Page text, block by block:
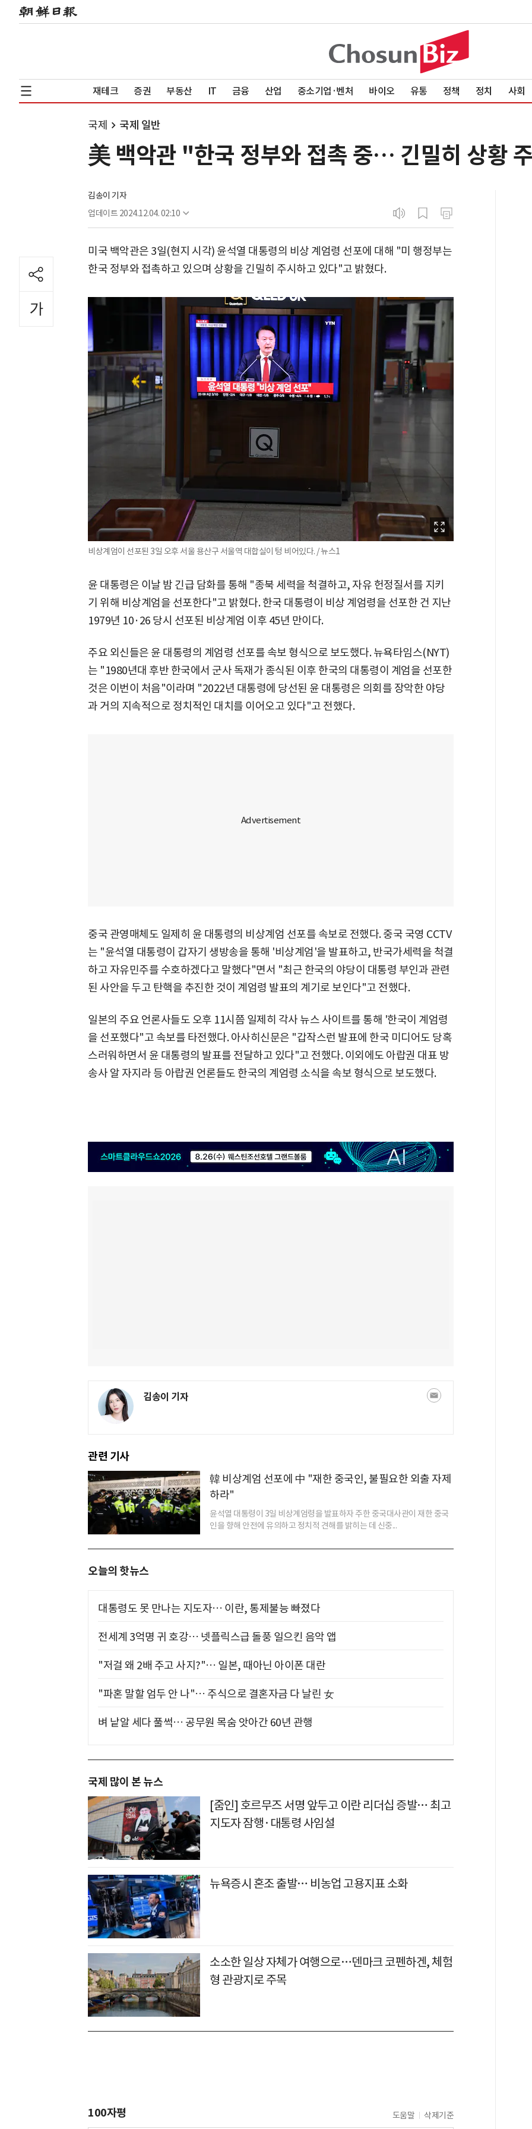
재테크 증권 부동산 IT 금융 산업 중소기업·벤처 바이오 유통 정책 정치 사회
국제 국제 일반
美 백악관 "한국 정부와 접촉 중… 긴밀히 상황
김송이 기자
업데이트 2024.12.04. 02:10
미국 백악관은 3일(현지 시각) 윤석열 대통령의 비상 계엄령 선포에 대해 "미 행정부는
한국 정부와 접촉하고 있으며 상황을 긴밀히 주시하고 있다"고 밝혔다.
비상계엄이 선포된 3일 오후 서울 용산구 서울역 대합실이 텅 비어있다. / 뉴스1
윤 대통령은 이날 밤 긴급 담화를 통해 "종북 세력을 척결하고, 자유 헌정질서를 지키
기 위해 비상계엄을 선포한다"고 밝혔다. 한국 대통령이 비상 계엄령을 선포한 건 지난
1979년 10·26 당시 선포된 비상계엄 이후 45년 만이다.
주요 외신들은 윤 대통령의 계엄령 선포를 속보 형식으로 보도했다. 뉴욕타임스(NYT)
는 "1980년대 후반 한국에서 군사 독재가 종식된 이후 한국의 대통령이 계엄을 선포한
것은 이번이 처음"이라며 "2022년 대통령에 당선된 윤 대통령은 의회를 장악한 야당
과 거의 지속적으로 정치적인 대치를 이어오고 있다"고 전했다.
중국 관영매체도 일제히 윤 대통령의 비상계엄 선포를 속보로 전했다. 중국 국영 CCTV
는 "윤석열 대통령이 갑자기 생방송을 통해 '비상계엄'을 발표하고, 반국가세력을 척결
하고 자유민주를 수호하겠다고 말했다"면서 "최근 한국의 야당이 대통령 부인과 관련
된 사안을 두고 탄핵을 추진한 것이 계엄령 발표의 계기로 보인다"고 전했다.
일본의 주요 언론사들도 오후 11시쯤 일제히 각사 뉴스 사이트를 통해 '한국이 계엄령
을 선포했다"고 속보를 타전했다. 아사히신문은 "갑작스런 발표에 한국 미디어도 당혹
스러워하면서 윤 대통령의 발표를 전달하고 있다"고 전했다. 이외에도 아랍권 대표 방
송사 알 자지라 등 아랍권 언론들도 한국의 계엄령 소식을 속보 형식으로 보도했다.
김송이 기자
관련 기사
韓 비상계엄 선포에 中 "재한 중국인, 불필요한 외출 자제
하라"
윤석열 대통령이 3일 비상계엄령을 발표하자 주한 중국대사관이 재한 중국
인을 향해 안전에 유의하고 정치적 견해를 밝히는 데 신중...
오늘의 핫뉴스
대통령도 못 만나는 지도자… 이란, 통제불능 빠졌다
전세계 3억명 귀 호강… 넷플릭스급 돌풍 일으킨 음악 앱
"저걸 왜 2배 주고 사지?"… 일본, 때아닌 아이폰 대란
"파혼 말할 엄두 안 나"… 주식으로 결혼자금 다 날린 女
벼 낱알 세다 풀썩… 공무원 목숨 앗아간 60년 관행
국제 많이 본 뉴스
[줌인] 호르무즈 서명 앞두고 이란 리더십 증발… 최고
지도자 잠행·대통령 사임설
뉴욕증시 혼조 출발… 비농업 고용지표 소화
소소한 일상 자체가 여행으로…덴마크 코펜하겐, 체험
형 관광지로 주목
100자평 도움말 삭제기준